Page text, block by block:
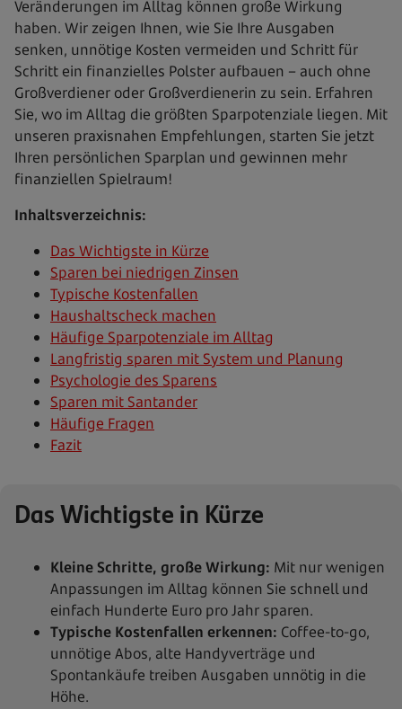
Veränderungen im Alltag können große Wirkung
haben. Wir zeigen Ihnen, wie Sie Ihre Ausgaben
senken, unnötige Kosten vermeiden und Schritt für
Schritt ein finanzielles Polster aufbauen – auch ohne
Großverdiener oder Großverdienerin zu sein. Erfahren
Sie, wo im Alltag die größten Sparpotenziale liegen. Mit
unseren praxisnahen Empfehlungen, starten Sie jetzt
Ihren persönlichen Sparplan und gewinnen mehr
finanziellen Spielraum!
Inhaltsverzeichnis:
Das Wichtigste in Kürze
Sparen bei niedrigen Zinsen
Typische Kostenfallen
Haushaltscheck machen
Häufige Sparpotenziale im Alltag
Langfristig sparen mit System und Planung
Psychologie des Sparens
Sparen mit Santander
Häufige Fragen
Fazit
Das Wichtigste in Kürze
Kleine Schritte, große Wirkung: Mit nur wenigen
Anpassungen im Alltag können Sie schnell und
einfach Hunderte Euro pro Jahr sparen.
Typische Kostenfallen erkennen: Coffee-to-go,
unnötige Abos, alte Handyverträge und
Spontankäufe treiben Ausgaben unnötig in die
Höhe.